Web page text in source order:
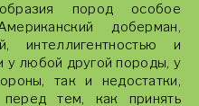
пород особое
доберман,
интеллигентностью и
у любой другой породы, у
так и недостатки,
перед тем, как принять